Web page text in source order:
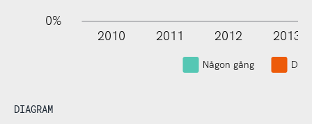
0%
L
2010 2011 2012 2013
Någon gång
DIAGRAM